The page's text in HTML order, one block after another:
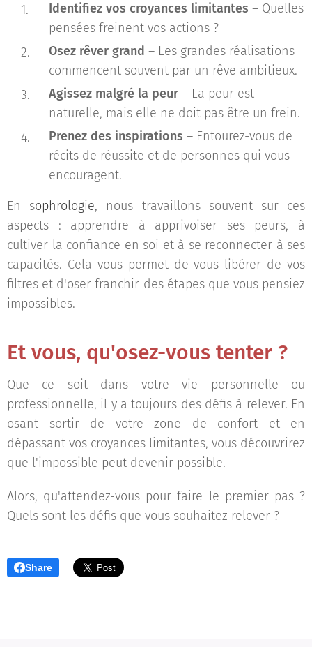
Identifiez vos croyances limitantes – Quelles
pensées freinent vos actions ?
Osez rêver grand – Les grandes réalisations
commencent souvent par un rêve ambitieux.
Agissez malgré la peur – La peur est
naturelle, mais elle ne doit pas être un frein.
Prenez des inspirations – Entourez-vous de
récits de réussite et de personnes qui vous
encouragent.
En sophrologie, nous travaillons souvent sur ces
aspects : apprendre à apprivoiser ses peurs, à
cultiver la confiance en soi et à se reconnecter à ses
capacités. Cela vous permet de vous libérer de vos
filtres et d'oser franchir des étapes que vous pensiez
impossibles.
Et vous, qu'osez-vous tenter ?
Que ce soit dans votre vie personnelle ou
professionnelle, il y a toujours des défis à relever. En
osant sortir de votre zone de confort et en
dépassant vos croyances limitantes, vous découvrirez
que l'impossible peut devenir possible.
Alors, qu'attendez-vous pour faire le premier pas ?
Quels sont les défis que vous souhaitez relever ?
Share